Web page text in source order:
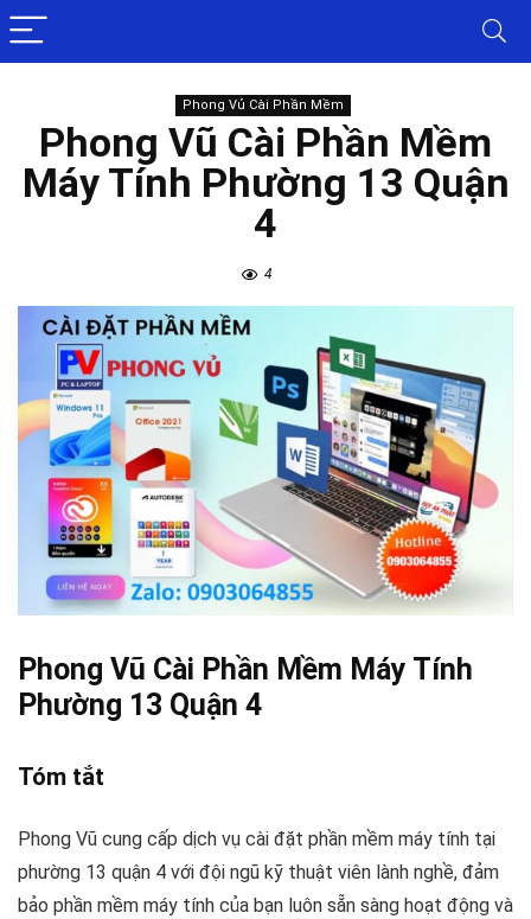
Phong Vủ Cài Phần Mềm
Phong Vũ Cài Phần Mềm
Máy Tính Phường 13 Quận
4
4
Phong Vũ Cài Phần Mềm Máy Tính
Phường 13 Quận 4
Tóm tắt
Phong Vũ cung cấp dịch vụ cài đặt phần mềm máy tính tại
phường 13 quận 4 với đội ngũ kỹ thuật viên lành nghề, đảm
bảo phần mềm máy tính của bạn luôn sẵn sàng hoạt động và